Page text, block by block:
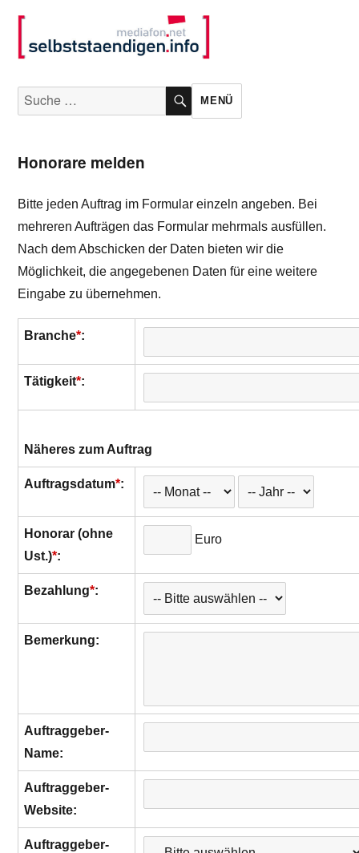
selbststaendigen.info
Suche
nach:
SUCHE
MENÜ
Honorare melden
Bitte jeden Auftrag im Formular einzeln angeben. Bei
mehreren Aufträgen das Formular mehrmals ausfüllen.
Nach dem Abschicken der Daten bieten wir die
Möglichkeit, die angegebenen Daten für eine weitere
Eingabe zu übernehmen.
Branche*:
Tätigkeit*:
Näheres zum Auftrag
Auftragsdatum*:
Honorar (ohne
Ust.)*:
Euro
Bezahlung*:
Bemerkung:
Auftraggeber-
Name:
Auftraggeber-
Website:
Auftraggeber-